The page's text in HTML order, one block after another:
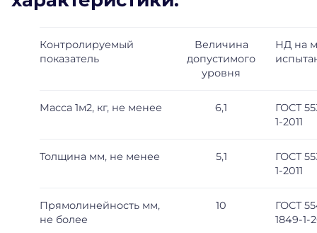
Контролируемый
показатель
Величина
допустимого
уровня
НД на
Масса 1м2, кг, не менее 6,1
ГОСТ
1-2011
Толщина мм, не менее 5,1
ГОСТ
1-2011
Прямолинейность мм,
не более
10
ГОСТ
1849-1-